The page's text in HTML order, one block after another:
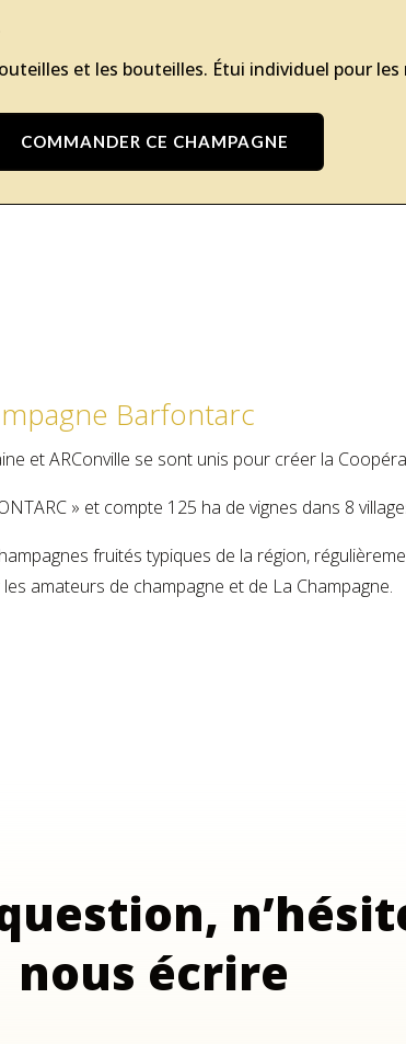
et les bouteilles. Étui individuel pour les
COMMANDER CE CHAMPAGNE
Barfontarc
et ARConville se sont unis pour créer la
» et compte 125 ha de vignes dans 8
fruités typiques de la région,
amateurs de champagne et de La Champagne.
nous écrire